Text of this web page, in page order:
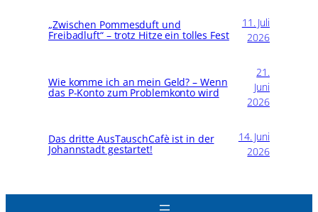
„Zwischen Pommesduft und
Freibadluft“ – trotz Hitze ein tolles Fest
11. Juli
2026
Wie komme ich an mein Geld? – Wenn
das P-Konto zum Problemkonto wird
21.
Juni
2026
Das dritte AusTauschCafè ist in der
Johannstadt gestartet!
14. Juni
2026